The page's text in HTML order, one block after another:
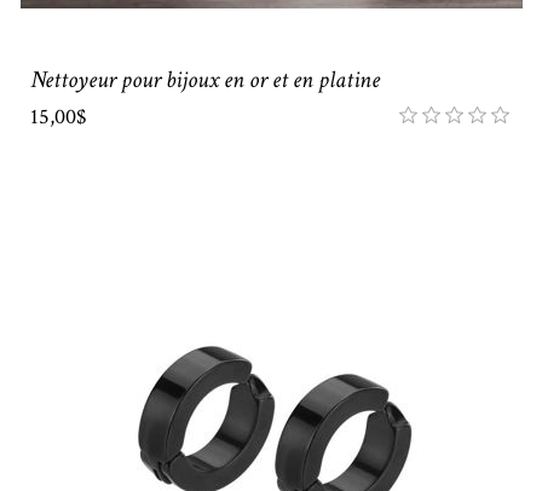
Nettoyeur pour bijoux en or et en platine
15,00$